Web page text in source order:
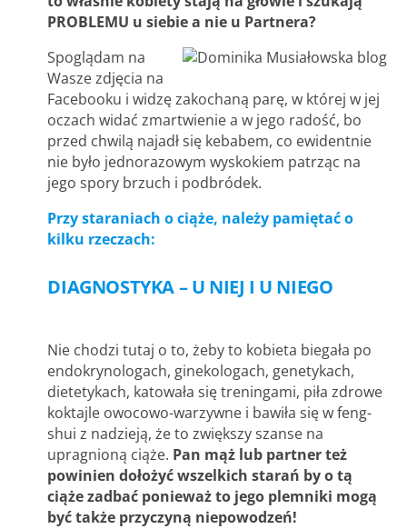
PROBLEMU u siebie a nie u Partnera?
Spoglądam na
Wasze zdjęcia na
Facebooku i widzę zakochaną parę, w której w jej
oczach widać zmartwienie a w jego radość, bo
przed chwilą najadł się kebabem, co ewidentnie
nie było jednorazowym wyskokiem patrząc na
jego spory brzuch i podbródek.
Przy staraniach o ciąże, należy pamiętać o
kilku rzeczach:
DIAGNOSTYKA – U NIEJ I U NIEGO
Nie chodzi tutaj o to, żeby to kobieta biegała po
endokrynologach, ginekologach, genetykach,
dietetykach, katowała się treningami, piła zdrowe
koktajle owocowo-warzywne i bawiła się w feng-
shui z nadzieją, że to zwiększy szanse na
upragnioną ciąże. Pan mąż lub partner też
powinien dołożyć wszelkich starań by o tą
ciąże zadbać ponieważ to jego plemniki mogą
być także przyczyną niepowodzeń!